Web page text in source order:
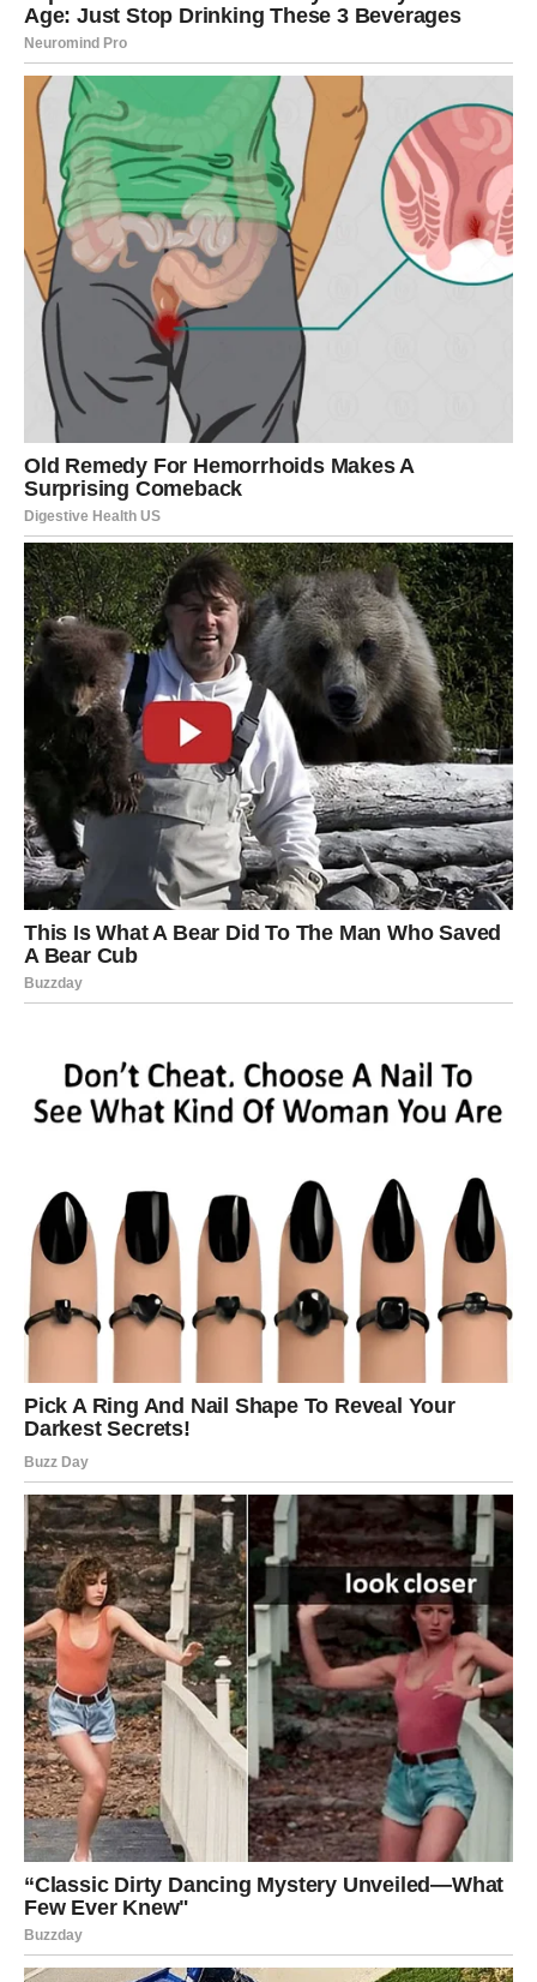
Ljubav vam mijenja pogled na
sreću
Pred vama su veoma nježni i posebni trenuci.
BLIZANCI
Zvijezde vam donose neočekivanu vijest ili razgovor koji
mijenja mnogo toga.
Moguće je da ćete konačno čuti istinu koju dugo
pokušavate saznati.
Jedan detalj danas otvara vam
oči
Pred vama su veoma intenzivni trenuci.
RAK
Rakovi su među najvećim sretnicima ovog dana.
Poslije mnogo emotivnih dilema dolazi osjećaj mira i
sreće koji vam vraća osmijeh.
Univerzum vam konačno šalje
odgovor koji ste čekali
Pred vama su veoma nježni i važni trenuci.
LAV
Lavovima dolazi velika poslovna ili finansijska prilika.
Sve ono što ste dugo čekali sada konačno dolazi na svoje
mjesto.
Zvijezde vam otvaraju vrata
uspjeha
Pred vama su veoma snažni trenuci.
DJEVICA
Pred vama su trenuci tokom kojih ćete jasno vidjeti kome
možete vjerovati.
Jedna osoba sada pokazuje svoje pravo lice.